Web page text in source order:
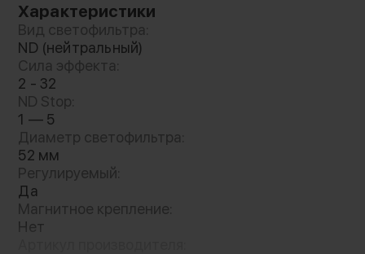
Nano-X
Линза изготовлена из высококачественного
японского оптического стекла с
двусторонним 28-слойным нанопокрытием,
водонепроницаема, маслостойка, устойчива
к царапинам. Для более комфортной
Характеристики
Вид светофильтра:
ND (нейтральный)
Сила эффекта:
2 - 32
ND Stop:
1 — 5
Диаметр светофильтра:
52 мм
Регулируемый:
Да
Магнитное крепление:
Нет